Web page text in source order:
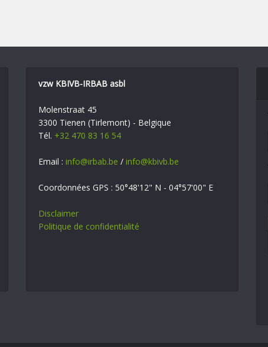
vzw KBIVB-IRBAB asbl
Molenstraat 45
3300 Tienen (Tirlemont) - Belgique
Tél. +32 470 83 16 54
Email : info@irbab.be / info@kbivb.be
Coordonnées GPS : 50°48'12" N - 04°57'00" E
Disclaimer
Politique de confidentialité